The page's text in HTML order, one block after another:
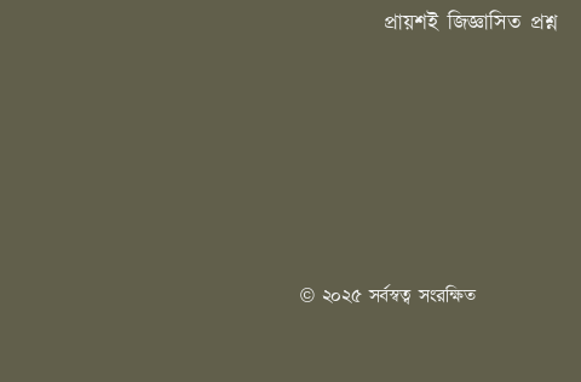
প্রায়শই জিজ্ঞাসিত প্রশ্ন
© ২০২৫ সর্বস্বত্ব সংরক্ষিত